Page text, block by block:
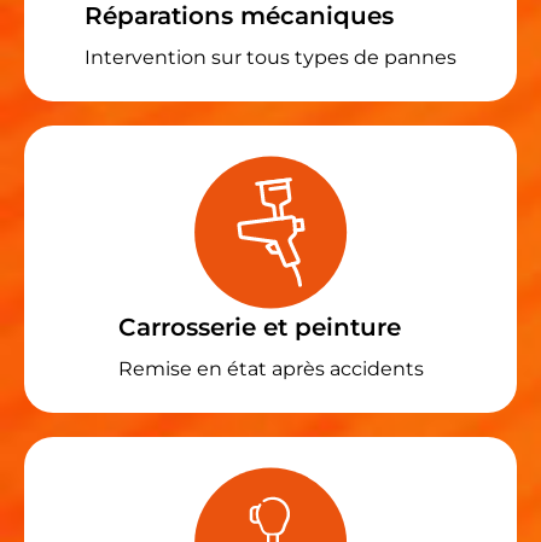
Réparations mécaniques
Intervention sur tous types de pannes
Carrosserie et peinture
Remise en état après accidents